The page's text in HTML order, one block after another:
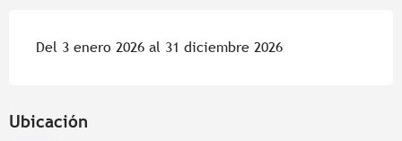
Del 3 enero 2026 al 31 diciembre 2026
Ubicación